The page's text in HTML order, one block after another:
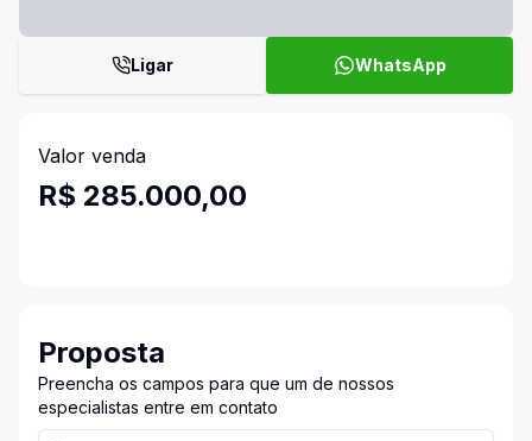
Ligar WhatsApp
Valor venda
R$ 285.000,00
Proposta
Preencha os campos para que um de nossos
especialistas entre em contato